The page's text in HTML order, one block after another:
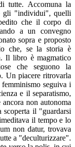
tutte. Accomuna la
gli "individui", quelli
che il corpo di
a un convegno
sopra e proposto
che, se la storia è
Il libro è magmatico
che seguono la
Un piacere ritrovarla
seguiva i
e il separatismo,
non autonoma
scoperta il "guardarsi
il tempo e lo
non datur, trovava
a "deculturizzare".